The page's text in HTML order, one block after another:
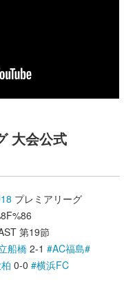
大会公式
プレミアリーグ
第19節
船橋2-1 #AC福島#
0-0 #横浜FC